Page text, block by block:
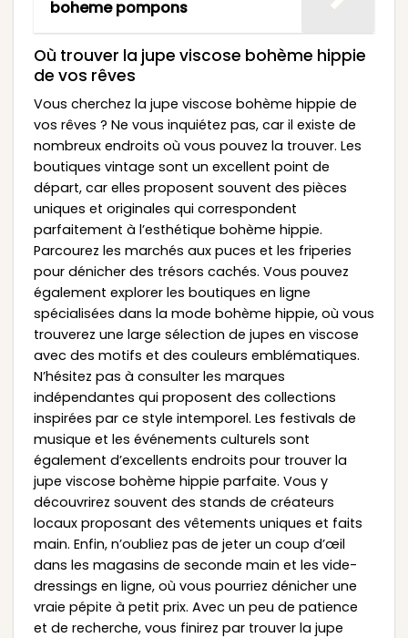
boheme pompons
Où trouver la jupe viscose bohème hippie
de vos rêves
Vous cherchez la jupe viscose bohème hippie de
vos rêves ? Ne vous inquiétez pas, car il existe de
nombreux endroits où vous pouvez la trouver. Les
boutiques vintage sont un excellent point de
départ, car elles proposent souvent des pièces
uniques et originales qui correspondent
parfaitement à l’esthétique bohème hippie.
Parcourez les marchés aux puces et les friperies
pour dénicher des trésors cachés. Vous pouvez
également explorer les boutiques en ligne
spécialisées dans la mode bohème hippie, où vous
trouverez une large sélection de jupes en viscose
avec des motifs et des couleurs emblématiques.
N’hésitez pas à consulter les marques
indépendantes qui proposent des collections
inspirées par ce style intemporel. Les festivals de
musique et les événements culturels sont
également d’excellents endroits pour trouver la
jupe viscose bohème hippie parfaite. Vous y
découvrirez souvent des stands de créateurs
locaux proposant des vêtements uniques et faits
main. Enfin, n’oubliez pas de jeter un coup d’œil
dans les magasins de seconde main et les vide-
dressings en ligne, où vous pourriez dénicher une
vraie pépite à petit prix. Avec un peu de patience
et de recherche, vous finirez par trouver la jupe